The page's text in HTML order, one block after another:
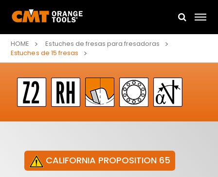
HOME
Estuches de fresas para fresadoras
Estuches de 15 fresas
CALIFORNIA PROPOSITION 65